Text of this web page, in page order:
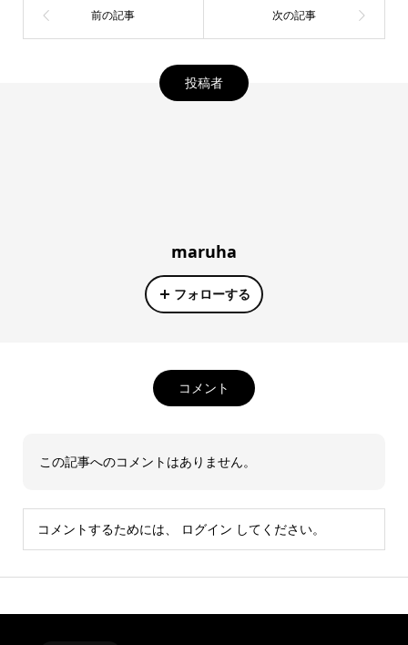
投稿者
maruha
フォローする
コメント
この記事へのコメントはありません。
コメントするためには、 ログイン してください。